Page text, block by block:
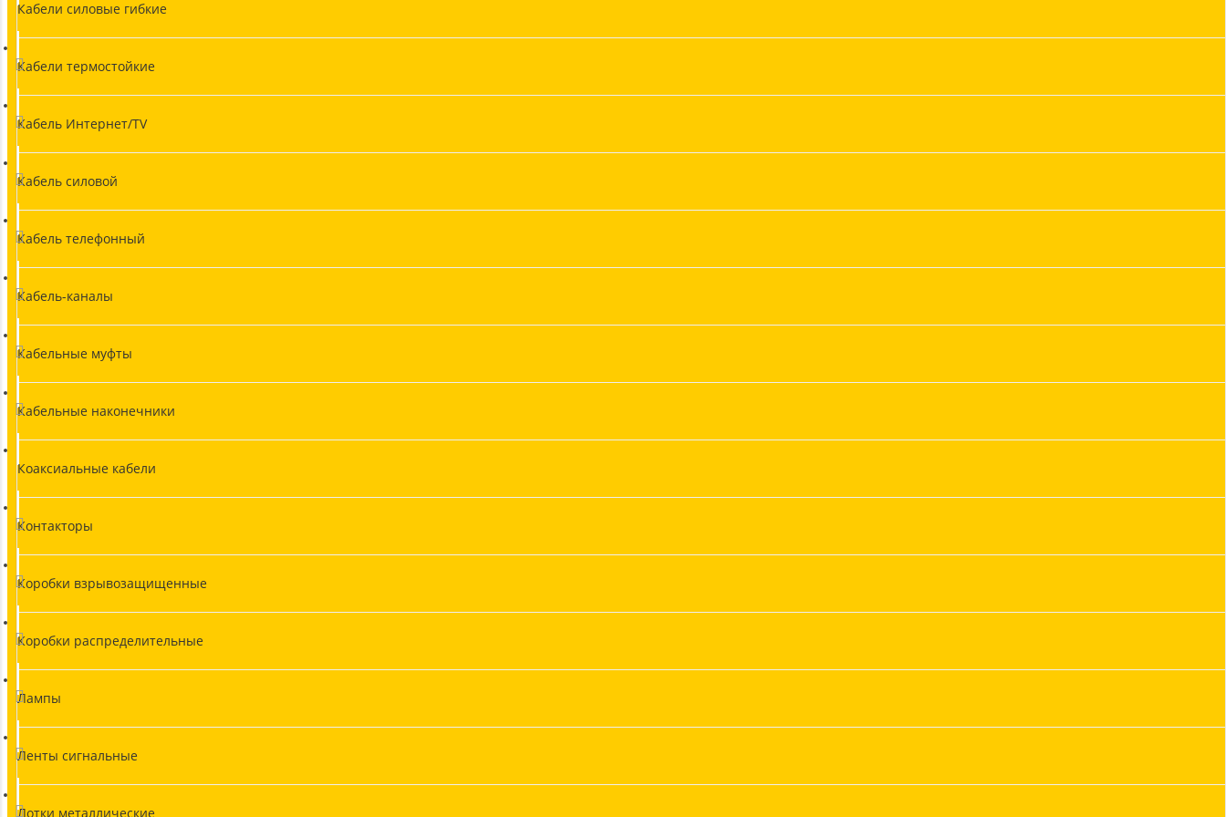
Кабели силовые гибкие
Кабели термостойкие
Кабель Интернет/TV
Кабель силовой
Кабель телефонный
Кабель-каналы
Кабельные муфты
Кабельные наконечники
Коаксиальные кабели
Контакторы
Коробки взрывозащищенные
Коробки распределительные
Лампы
Ленты сигнальные
Лотки металлические